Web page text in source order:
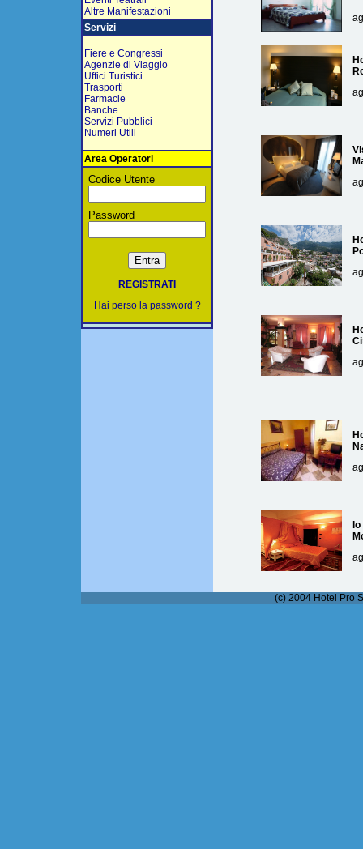
Altre Manifestazioni
Servizi
Fiere e Congressi
Agenzie di Viaggio
Uffici Turistici
Trasporti
Farmacie
Banche
Servizi Pubblici
Numeri Utili
Area Operatori
Codice Utente
Password
REGISTRATI
Hai perso la password ?
(c) 2004 Hotel Pro